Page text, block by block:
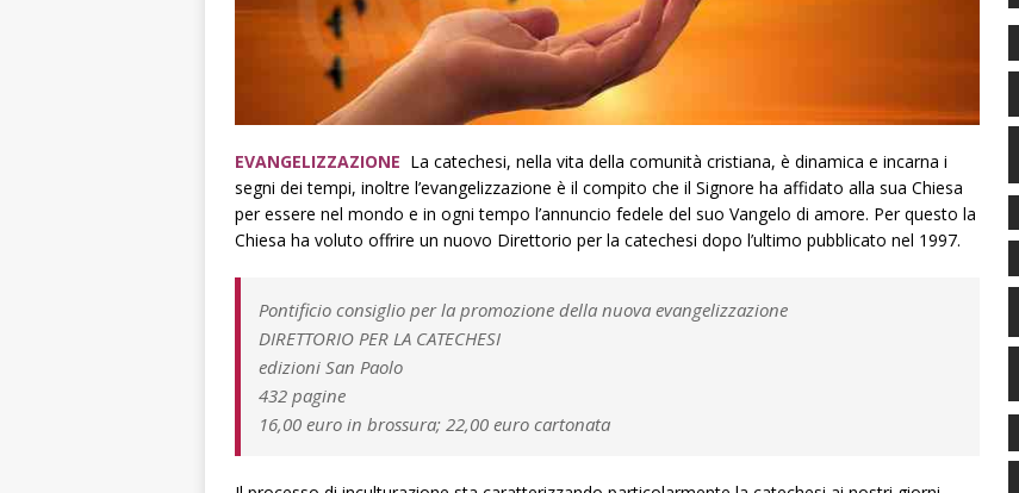
EVANGELIZZAZIONE La catechesi, nella vita della comunità cristiana, è dinamica e incarna i
segni dei tempi, inoltre l’evangelizzazione è il compito che il Signore ha affidato alla sua Chiesa
per essere nel mondo e in ogni tempo l’annuncio fedele del suo Vangelo di amore. Per questo la
Chiesa ha voluto offrire un nuovo Direttorio per la catechesi dopo l’ultimo pubblicato nel 1997.
Pontificio consiglio per la promozione della nuova evangelizzazione
DIRETTORIO PER LA CATECHESI
edizioni San Paolo
432 pagine
16,00 euro in brossura; 22,00 euro cartonata